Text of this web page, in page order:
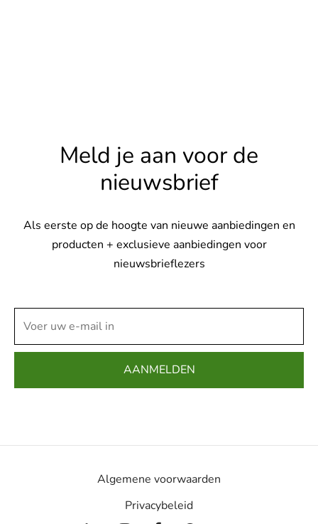
Meld je aan voor de
nieuwsbrief
Als eerste op de hoogte van nieuwe aanbiedingen en
producten + exclusieve aanbiedingen voor
nieuwsbrieflezers
Algemene voorwaarden
Privacybeleid